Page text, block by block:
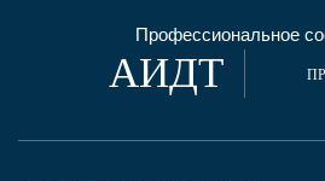
Профессиональное
АИДТ